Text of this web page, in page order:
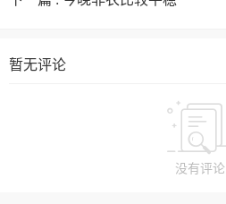
暂无评论
没有评论